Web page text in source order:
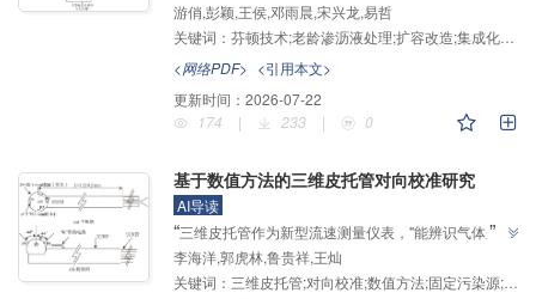
程，介绍了其在老龄渗沥液高效处理领域的研究进展，
专家构建了"生化+膜生物反应器+芬顿+曝气生物滤
池"复合处理工艺并采用"三层立体集成化"构筑设计，为
解决用地紧张地区高盐高氮老龄渗沥液治理难题提供解
决方案。
游俏,彭颖,王侯,邓雨晨,宋兴龙,易哲
关键词： 芬顿技术;老龄渗沥液处理;扩容改造;集成化应用
<网络PDF> <引用本文>
更新时间： 2026-07-22
174
| 233 | 0
基于数值方法的三维皮托管对向校准研究
AI导读
“三维皮托管作为新型流速测量仪表，"能辨识气体来流
的俯仰与偏航角，极大提高了固定污染源流速测量的准
确性"，研究人员提出了基于有限元数值计算的对向校
”
李海洋,郭虎林,鲁贵祥,王灿
关键词： 三维皮托管;对向校准;数值方法;固定污染源;流速测量